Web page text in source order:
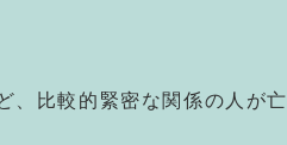
、比較的緊密な関係の人が亡